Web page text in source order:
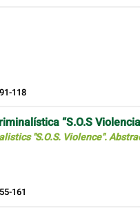
118
“S.O.S
"S.O.S. Violence".
161